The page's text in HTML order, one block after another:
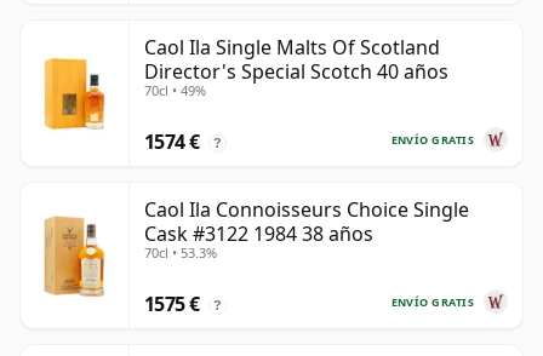
Caol Ila Single Malts Of Scotland
Director's Special Scotch 40 años
70cl • 49%
ENVÍO GRATIS
1574 € ?
Caol Ila Connoisseurs Choice Single
Cask #3122 1984 38 años
70cl • 53.3%
ENVÍO GRATIS
1575 € ?